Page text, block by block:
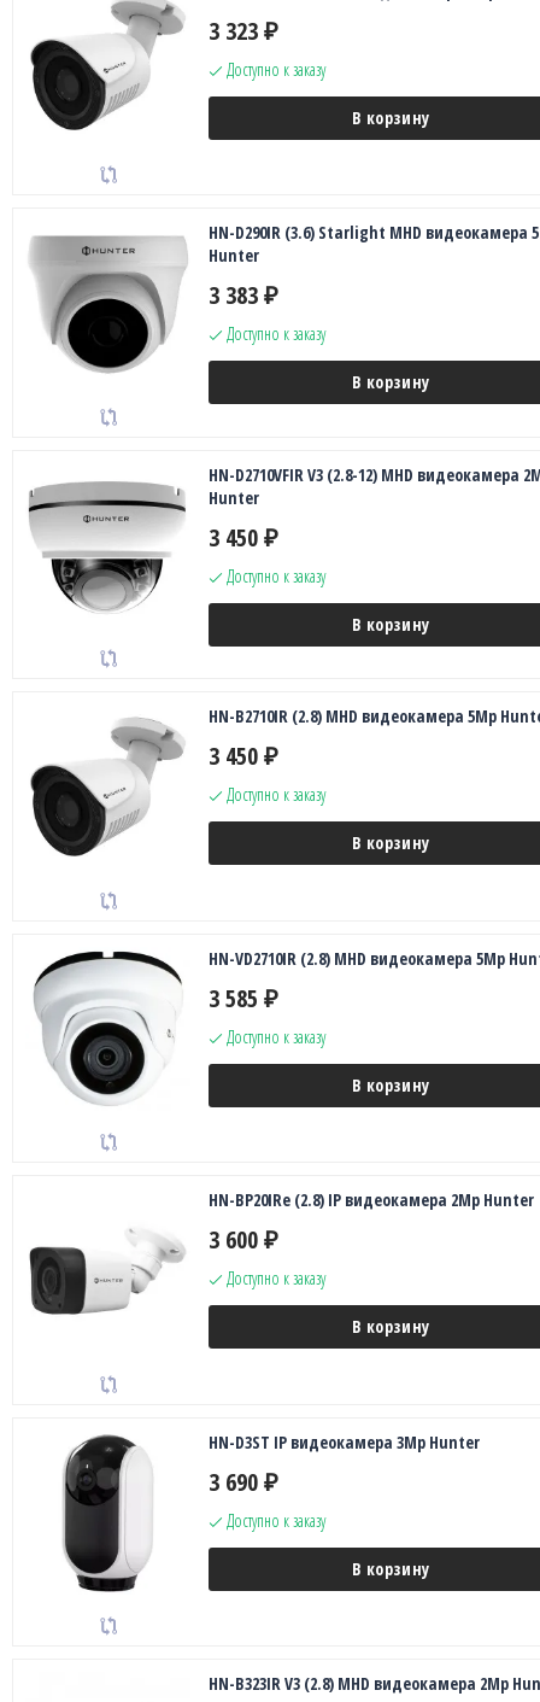
3 323 ₽
Доступно к заказу
В корзину
HN-D290IR (3.6) Starlight MHD видеокамера
Hunter
3 383 ₽
Доступно к заказу
В корзину
HN-D2710VFIR V3 (2.8-12) MHD видеокамера
Hunter
3 450 ₽
Доступно к заказу
В корзину
HN-B2710IR (2.8) MHD видеокамера 5Mp
3 450 ₽
Доступно к заказу
В корзину
HN-VD2710IR (2.8) MHD видеокамера 5Mp
3 585 ₽
Доступно к заказу
В корзину
HN-BP20IRe (2.8) IP видеокамера 2Mp Hunter
3 600 ₽
Доступно к заказу
В корзину
HN-D3ST IP видеокамера 3Mp Hunter
3 690 ₽
Доступно к заказу
В корзину
HN-B323IR V3 (2.8) MHD видеокамера 2Mp